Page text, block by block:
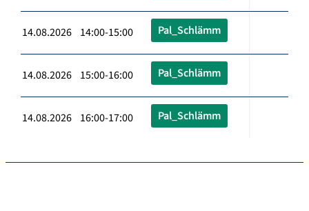
14.08.2026 14:00-15:00 Pal_Schlämm
14.08.2026 15:00-16:00 Pal_Schlämm
14.08.2026 16:00-17:00 Pal_Schlämm